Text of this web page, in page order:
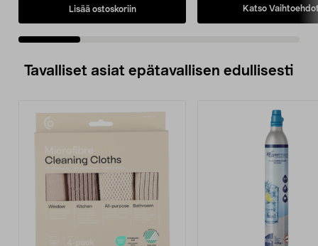
Lisää ostoskoriin Katso
Tavalliset asiat epätavallisen edullisesti